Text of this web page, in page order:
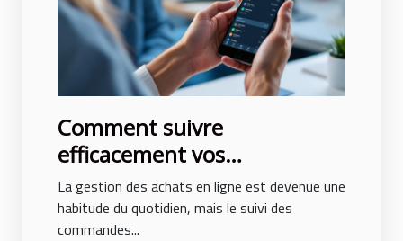
Comment suivre
efficacement vos
commandes en ligne ?
La gestion des achats en ligne est devenue une
habitude du quotidien, mais le suivi des
commandes...